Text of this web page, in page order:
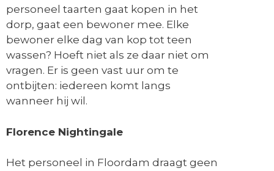
personeel taarten gaat kopen in het
dorp, gaat een bewoner mee. Elke
bewoner elke dag van kop tot teen
wassen? Hoeft niet als ze daar niet om
vragen. Er is geen vast uur om te
ontbijten: iedereen komt langs
wanneer hij wil.
Florence Nightingale
Het personeel in Floordam draagt geen